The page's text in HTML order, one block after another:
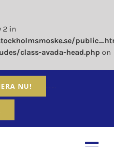
2 in
class-avada-head.php on
NU!